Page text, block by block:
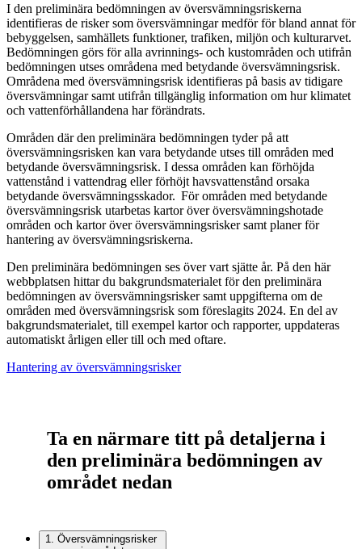
I den preliminära bedömningen av översvämningsriskerna
identifieras de risker som översvämningar medför för bland annat för
bebyggelsen, samhällets funktioner, trafiken, miljön och kulturarvet.
Bedömningen görs för alla avrinnings- och kustområden och utifrån
bedömningen utses områdena med betydande översvämningsrisk.
Områdena med översvämningsrisk identifieras på basis av tidigare
översvämningar samt utifrån tillgänglig information om hur klimatet
och vattenförhållandena har förändrats.
Områden där den preliminära bedömningen tyder på att
översvämningsrisken kan vara betydande utses till områden med
betydande översvämningsrisk. I dessa områden kan förhöjda
vattenstånd i vattendrag eller förhöjt havsvattenstånd orsaka
betydande översvämningsskador. För områden med betydande
översvämningsrisk utarbetas kartor över översvämningshotade
områden och kartor över översvämningsrisker samt planer för
hantering av översvämningsriskerna.
Den preliminära bedömningen ses över vart sjätte år. På den här
webbplatsen hittar du bakgrundsmaterialet för den preliminära
bedömningen av översvämningsrisker samt uppgifterna om de
områden med översvämningsrisk som föreslagits 2024. En del av
bakgrundsmaterialet, till exempel kartor och rapporter, uppdateras
automatiskt årligen eller till och med oftare.
Hantering av översvämningsrisker
Ta en närmare titt på detaljerna i
den preliminära bedömningen av
området nedan
1.
Översvämningsrisker